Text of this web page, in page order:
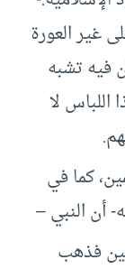
غير العورة
فيه تشبه
اللباس لا
كما في
أن النبي –
فذهب